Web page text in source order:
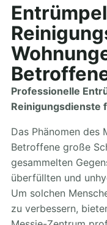
Professionelle
Reinigungsdienste
Das Phänomen des
Betroffene große
gesammelten
überfüllten und
Um solchen
zu verbessern,